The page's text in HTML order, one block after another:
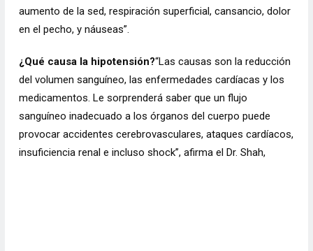
aumento de la sed, respiración superficial, cansancio, dolor
en el pecho, y náuseas”.
¿Qué causa la hipotensión?“Las causas son la reducción
del volumen sanguíneo, las enfermedades cardíacas y los
medicamentos. Le sorprenderá saber que un flujo
sanguíneo inadecuado a los órganos del cuerpo puede
provocar accidentes cerebrovasculares, ataques cardíacos,
insuficiencia renal e incluso shock”, afirma el Dr. Shah,